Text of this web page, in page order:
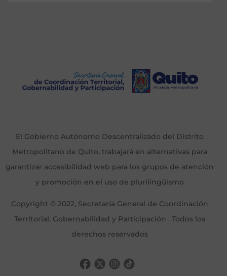
El Gobierno Autónomo Descentralizado del Distrito
Metropolitano de Quito, trabajará en alternativas para
garantizar accesibilidad web para los grupos de atención
y promoción en el uso de plurilingüismo
Copyright © 2022, Secretaría General de Coordinación
Territorial, Gobernabilidad y Participación . Todos los
derechos reservados